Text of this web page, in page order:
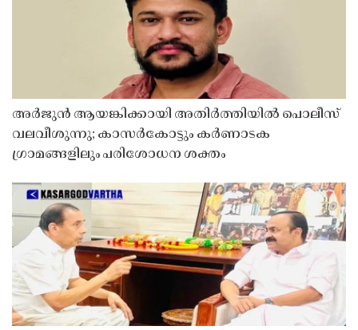
അർജുൻ ആയങ്കിക്കായി അതിർത്തിയിൽ പൊലീസ്
വലവീശുന്നു; കാസർകോട്ടും കർണാടക
ഗ്രാമങ്ങളിലും പരിശോധന ശക്തം